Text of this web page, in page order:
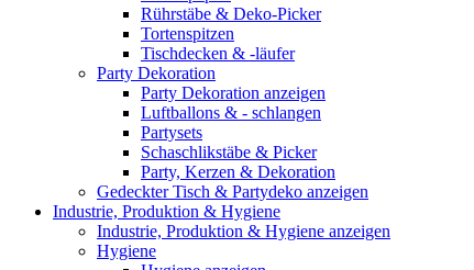
Rührstäbe & Deko-Picker
Tortenspitzen
Tischdecken & -läufer
Party Dekoration
Party Dekoration anzeigen
Luftballons & - schlangen
Partysets
Schaschlikstäbe & Picker
Party, Kerzen & Dekoration
Gedeckter Tisch & Partydeko anzeigen
Industrie, Produktion & Hygiene
Industrie, Produktion & Hygiene anzeigen
Hygiene